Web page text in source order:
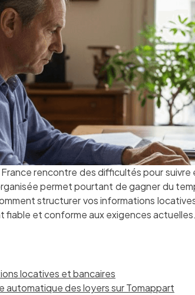
France rencontre des difficultés pour
permet pourtant de gagner du
structurer vos informations
fiable et conforme aux exigences actuelles.
locatives et bancaires
automatique des loyers sur Tomappart